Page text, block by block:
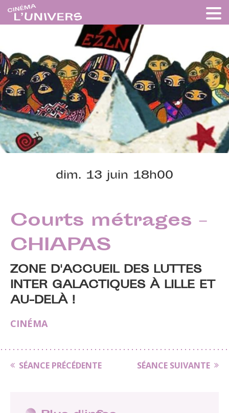
dim. 13 juin 18h00
Courts métrages –
CHIAPAS
ZONE D'ACCUEIL DES LUTTES
INTER GALACTIQUES À LILLE ET
AU-DELÀ !
CINÉMA
SÉANCE PRÉCÉDENTE SÉANCE SUIVANTE